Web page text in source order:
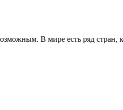
В мире есть ряд стран,